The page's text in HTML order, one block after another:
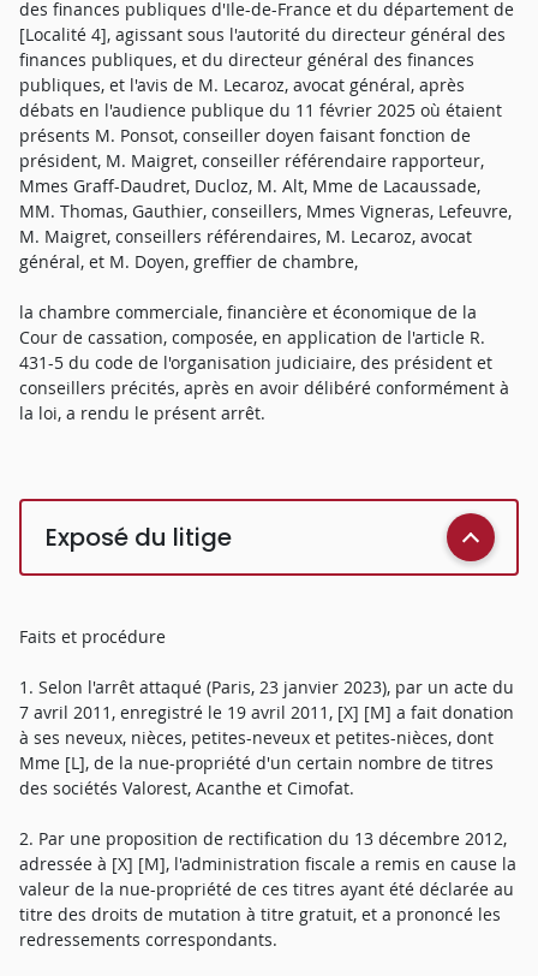
des finances publiques d'Ile-de-France et du département de
[Localité 4], agissant sous l'autorité du directeur général des
finances publiques, et du directeur général des finances
publiques, et l'avis de M. Lecaroz, avocat général, après
débats en l'audience publique du 11 février 2025 où étaient
présents M. Ponsot, conseiller doyen faisant fonction de
président, M. Maigret, conseiller référendaire rapporteur,
Mmes Graff-Daudret, Ducloz, M. Alt, Mme de Lacaussade,
MM. Thomas, Gauthier, conseillers, Mmes Vigneras, Lefeuvre,
M. Maigret, conseillers référendaires, M. Lecaroz, avocat
général, et M. Doyen, greffier de chambre,
la chambre commerciale, financière et économique de la
Cour de cassation, composée, en application de l'article R.
431-5 du code de l'organisation judiciaire, des président et
conseillers précités, après en avoir délibéré conformément à
la loi, a rendu le présent arrêt.
Exposé du litige
Faits et procédure
1. Selon l'arrêt attaqué (Paris, 23 janvier 2023), par un acte du
7 avril 2011, enregistré le 19 avril 2011, [X] [M] a fait donation
à ses neveux, nièces, petites-neveux et petites-nièces, dont
Mme [L], de la nue-propriété d'un certain nombre de titres
des sociétés Valorest, Acanthe et Cimofat.
2. Par une proposition de rectification du 13 décembre 2012,
adressée à [X] [M], l'administration fiscale a remis en cause la
valeur de la nue-propriété de ces titres ayant été déclarée au
titre des droits de mutation à titre gratuit, et a prononcé les
redressements correspondants.